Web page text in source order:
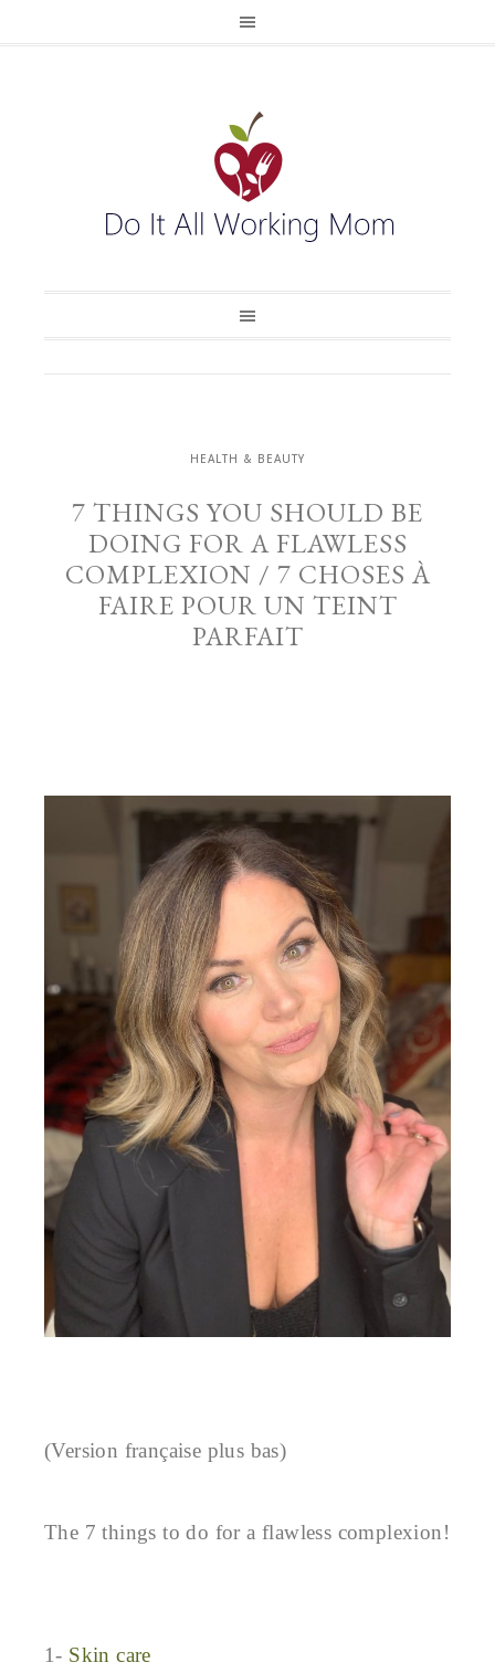
HEALTH & BEAUTY
7 THINGS YOU SHOULD BE
DOING FOR A FLAWLESS
COMPLEXION / 7 CHOSES À
FAIRE POUR UN TEINT
PARFAIT
(Version française plus bas)
The 7 things to do for a flawless complexion!
1- Skin care